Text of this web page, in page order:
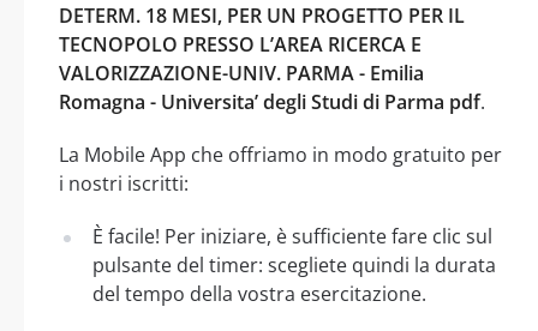
DETERM. 18 MESI, PER UN PROGETTO PER IL
TECNOPOLO PRESSO L’AREA RICERCA E
VALORIZZAZIONE-UNIV. PARMA - Emilia
Romagna - Universita’ degli Studi di Parma pdf.
La Mobile App che offriamo in modo gratuito per
i nostri iscritti:
È facile! Per iniziare, è sufficiente fare clic sul
pulsante del timer: scegliete quindi la durata
del tempo della vostra esercitazione.